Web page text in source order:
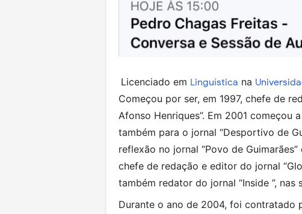
Licenciado em Linguística na
Começou por ser, em 1997, chefe de
Afonso Henriques”. Em 2001 começou
também para o jornal “Desportivo de
reflexão no jornal “Povo de
chefe de redação e editor do jornal
também redator do jornal “Inside ”,
Durante o ano de 2004, foi contratado